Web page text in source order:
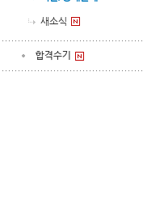
새소식
합격수기